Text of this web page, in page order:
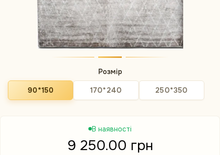
Розмір
90*150 170*240 250*350
В наявності
9 250.00 грн